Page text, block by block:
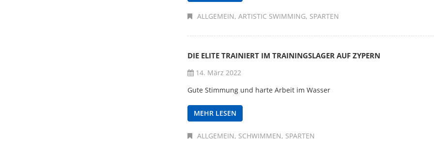
ALLGEMEIN ARTISTIC SWIMMING SPARTEN
DIE ELITE TRAINIERT IM TRAININGSLAGER AUF ZYPERN
14. März 2022
Gute Stimmung und harte Arbeit im Wasser
MEHR LESEN
ALLGEMEIN SCHWIMMEN SPARTEN